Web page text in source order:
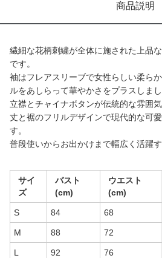
商品説明
繊細な花柄刺繍が全体に施された上品
です。
袖はフレアスリーブで女性らしい柔ら
ルをあしらって華やかさをプラスしまし
立襟とチャイナボタンが伝統的な雰囲
丈と裾のフリルデザインで現代的な可
す。
普段使いからお出かけまで幅広く活躍す
サイ
ズ
バスト
(cm)
ウエスト
(cm)
S 84 68
M 88 72
L 92 76